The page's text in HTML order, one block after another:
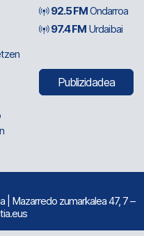
92.5 FMOndarroa
97.4 FM Urdaibai
Publizidadea
| Mazarredo zumarkalea 47, 7 –